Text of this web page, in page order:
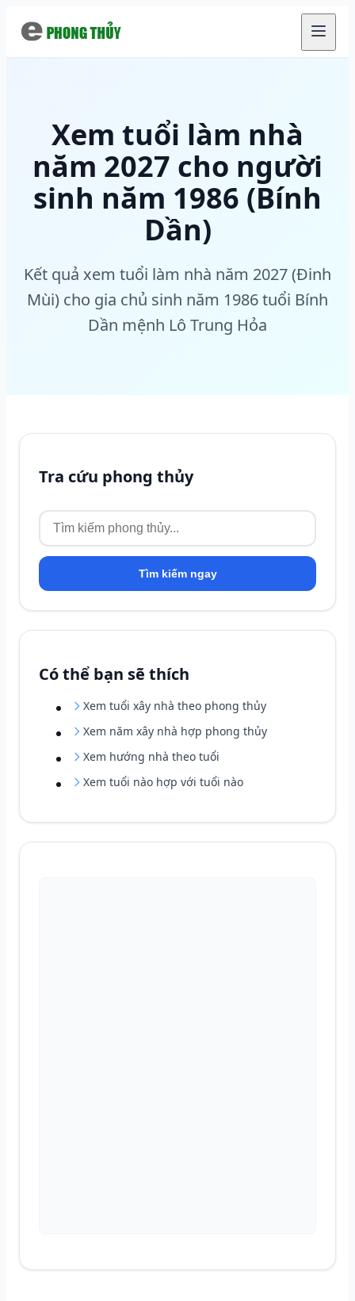
Xem tuổi làm nhà
năm 2027 cho người
sinh năm 1986 (Bính
Dần)
Kết quả xem tuổi làm nhà năm 2027 (Đinh
Mùi) cho gia chủ sinh năm 1986 tuổi Bính
Dần mệnh Lô Trung Hỏa
Tra cứu phong thủy
Tìm kiếm ngay
Có thể bạn sẽ thích
Xem tuổi xây nhà theo phong thủy
Xem năm xây nhà hợp phong thủy
Xem hướng nhà theo tuổi
Xem tuổi nào hợp với tuổi nào